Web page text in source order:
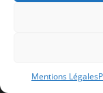
Mentions Légales
Contacter